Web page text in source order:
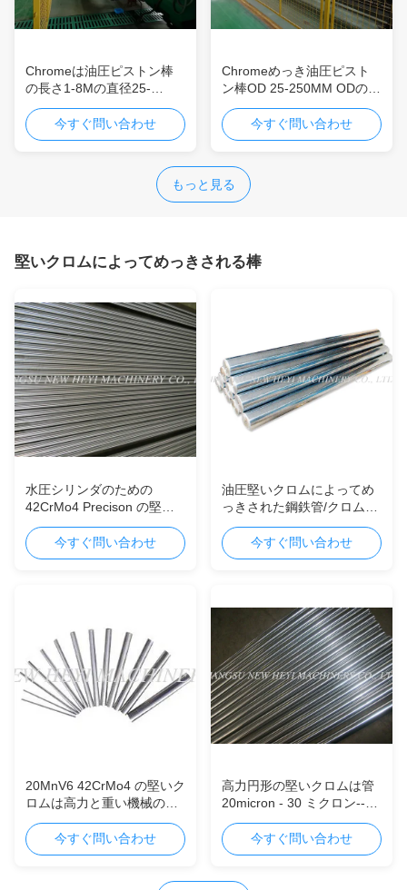
Chromeは油圧ピストン棒
の長さ1-8Mの直径25-
250MMをめっきしました
今すぐ問い合わせ
Chromeめっき油圧ピスト
ン棒OD 25-250MM ODの許
容f7/f8
今すぐ問い合わせ
もっと見る
堅いクロムによってめっきされる棒
水圧シリンダのための
42CrMo4 Precison の堅い
クロムによってめっきされ
る棒
今すぐ問い合わせ
油圧堅いクロムによってめ
っきされた鋼鉄管/クロムは
シャフトをめっきしました
今すぐ問い合わせ
20MnV6 42CrMo4 の堅いク
ロムは高力と重い機械のた
めの棒鋼をめっきしました
今すぐ問い合わせ
高力円形の堅いクロムは管
20micron - 30 ミクロン--を
めっきしました
今すぐ問い合わせ